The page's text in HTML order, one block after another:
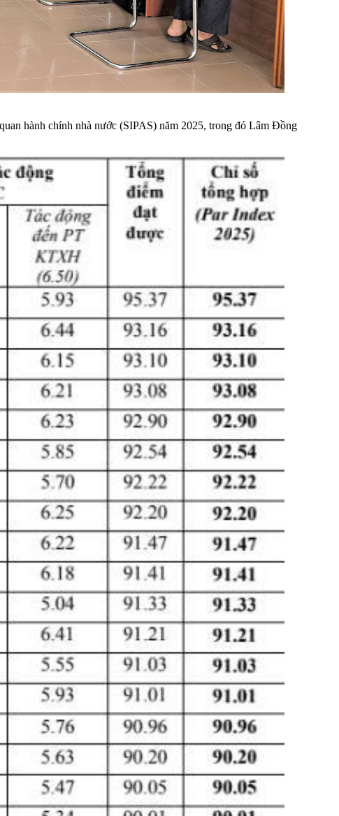
hành chính nhà nước (SIPAS) năm 2025, trong đó Lâm Đồng